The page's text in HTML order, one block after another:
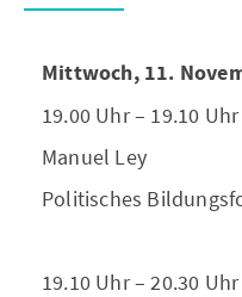
Mittwoch, 11.
19.00 Uhr – 19.10
Manuel Ley
Politisches
19.10 Uhr – 20.30